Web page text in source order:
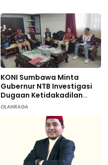
KONI Sumbawa Minta
Gubernur NTB Investigasi
Dugaan Ketidakadilan
terhadap 9 Atlet
OLAHRAGA